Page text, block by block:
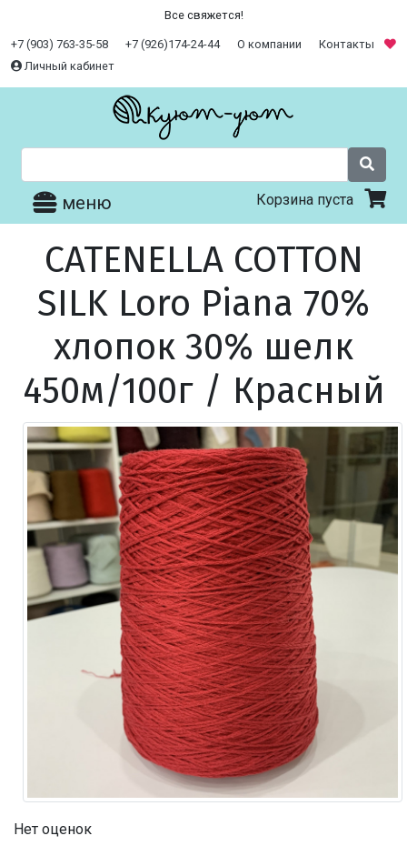
Все свяжется!
+7 (903) 763-35-58 +7 (926)174-24-44 О компании
Контакты
Личный кабинет
меню Корзина пуста
CATENELLA COTTON
SILK Loro Piana 70%
хлопок 30% шелк
450м/100г / Красный
Нет оценок